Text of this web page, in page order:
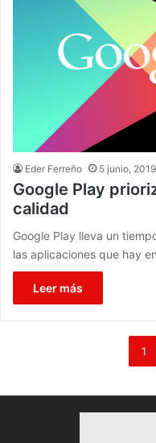
Eder Ferreño 5 junio, 2019
Google Play
calidad
Google Play lleva un
las aplicaciones que hay
Leer más
1